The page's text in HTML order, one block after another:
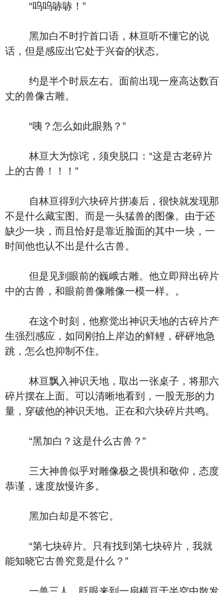
“呜呜哧哧！”
黑加白不时拧首口语，林亘听不懂它的说
话，但是感应出它处于兴奋的状态。
约是半个时辰左右。面前出现一座高达数百
丈的兽像古雕。
“咦？怎么如此眼熟？”
林亘大为惊诧，须臾脱口：“这是古老碎片
上的古兽！！！”
自林亘得到六块碎片拼凑后，很快就发现那
不是什么藏宝图。而是一头猛兽的图像。由于还
缺少一块，而且恰好是靠近脸面的其中一块，一
时间他也认不出是什么古兽。
但是见到眼前的巍峨古雕。他立即辩出碎片
中的古兽，和眼前兽像雕像一模一样。。
在这个时刻，他察觉出神识天地的古碎片产
生强烈感应，如同刚拍上岸边的鲜鲤，砰砰地急
跳，怎么也抑制不住。
林亘飘入神识天地，取出一张桌子，将那六
碎片摆在上面。可以清晰地看到，一股无形的力
量，穿破他的神识天地。正在和六块碎片共鸣。
“黑加白？这是什么古兽？”
三大神兽似乎对雕像极之畏惧和敬仰，态度
恭谨，速度放慢许多。
黑加白却是不答它。
“第七块碎片。只有找到第七块碎片，我就
能知晓它古兽究竟是什么？”